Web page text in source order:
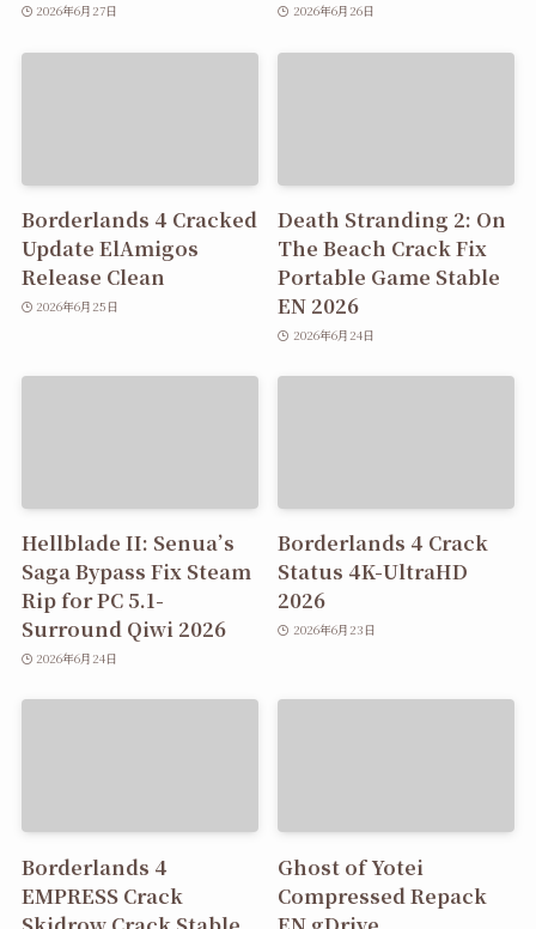
2026年6月27日 2026年6月26日
Borderlands 4 Cracked
Update ElAmigos
Release Clean
2026年6月25日
Death Stranding 2: On
The Beach Crack Fix
Portable Game Stable
EN 2026
2026年6月24日
Hellblade II: Senua’s
Saga Bypass Fix Steam
Rip for PC 5.1-
Surround Qiwi 2026
2026年6月24日
Borderlands 4 Crack
Status 4K-UltraHD
2026
2026年6月23日
Borderlands 4
EMPRESS Crack
Ghost of Yotei
Compressed Repack